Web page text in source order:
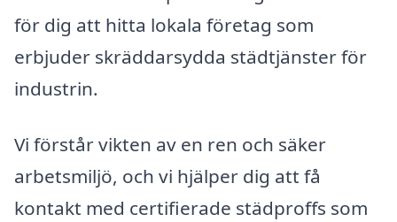
för dig att hitta lokala företag som
erbjuder skräddarsydda städtjänster för
industrin.
Vi förstår vikten av en ren och säker
arbetsmiljö, och vi hjälper dig att få
kontakt med certifierade städproffs som